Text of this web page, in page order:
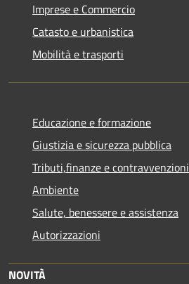
Imprese e Commercio
Catasto e urbanistica
Mobilità e trasporti
Educazione e formazione
Giustizia e sicurezza pubblica
Tributi,finanze e contravvenzioni
Ambiente
Salute, benessere e assistenza
Autorizzazioni
NOVITÀ